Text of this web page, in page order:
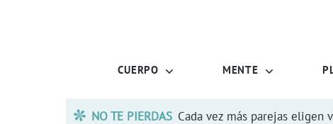
CUERPO MENTE
NO TE PIERDAS Cada vez más parejas eligen